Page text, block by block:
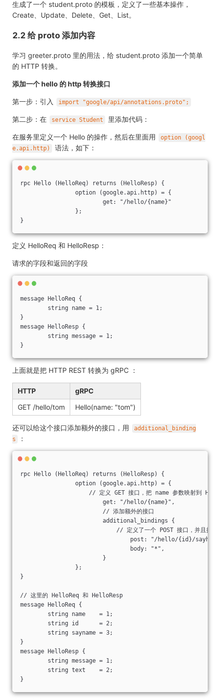
生成了一个 student.proto 的模板，定义了一些基本操作，
Create、Update、Delete、Get、List。
2.2 给 proto 添加内容
学习 greeter.proto 里的用法，给 student.proto 添加一个简单
的 HTTP 转换。
添加一个 hello 的 http 转换接口
第一步：引入 import "google/api/annotations.proto";
第二步：在 service Student 里添加代码：
在服务里定义一个 Hello 的操作，然后在里面用
option (googl
e.api.http)
语法，如下：
rpc Hello (HelloReq) returns (HelloResp) {
		option (google.api.http) = {
			get: "/hello/{name}"
		};
定义 HelloReq 和 HelloResp：
请求的字段和返回的字段
message HelloReq {
	string name = 1;
}
message HelloResp {
	string message = 1;
上面就是把 HTTP REST 转换为 gRPC ：
HTTP
gRPC
GET /hello/tom
Hello(name: "tom")
还可以给这个接口添加额外的接口，用
additional_binding
s
：
rpc Hello (HelloReq) returns (HelloResp) {
		option (google.api.http) = {
// 定义 GET 接口，把 name 参数映射到
			get: "/hello/{name}",
			// 添加额外的接口
			additional_bindings {
// 定义了一个 POST 接口，并且把 body
post: "/hello/{id}/sayhello/
				body: "*",
			}
		};
}
// 这里的 HelloReq 和 HelloResp
message HelloReq {
	string name    = 1;
	string id      = 2;
	string sayname = 3;
}
message HelloResp {
	string message = 1;
	string text    = 2;